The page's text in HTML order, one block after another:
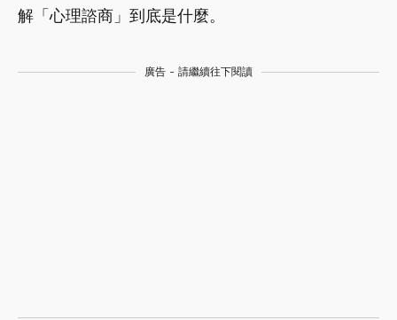
解「心理諮商」到底是什麼。
廣告 - 請繼續往下閱讀